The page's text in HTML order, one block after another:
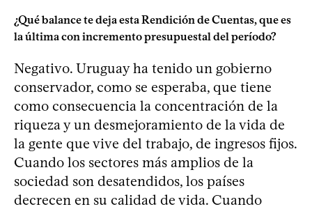
¿Qué balance te deja esta Rendición de Cuentas, que es
la última con incremento presupuestal del período?
Negativo. Uruguay ha tenido un gobierno
conservador, como se esperaba, que tiene
como consecuencia la concentración de la
riqueza y un desmejoramiento de la vida de
la gente que vive del trabajo, de ingresos fijos.
Cuando los sectores más amplios de la
sociedad son desatendidos, los países
decrecen en su calidad de vida. Cuando